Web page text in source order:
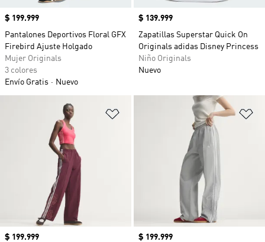
Precio
$ 199.999
Pantalones Deportivos Floral GFX
Firebird Ajuste Holgado
Mujer Originals
3 colores
Envío Gratis
Nuevo
Precio
$ 139.999
Zapatillas Superstar Quick On
Originals adidas Disney Princess
Niño Originals
Nuevo
Añadir a la lista de deseos
Precio
$ 199.999
Precio
$ 199.999